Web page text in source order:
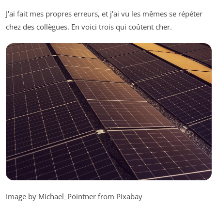
J'ai fait mes propres erreurs, et j'ai vu les mêmes se répéter
chez des collègues. En voici trois qui coûtent cher.
Image by Michael_Pointner from Pixabay